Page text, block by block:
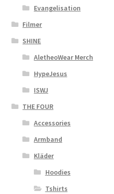
Evangelisation
Filmer
SHINE
AletheoWear Merch
HypeJesus
ISWJ
THE FOUR
Accessories
Armband
Kläder
Hoodies
Tshirts